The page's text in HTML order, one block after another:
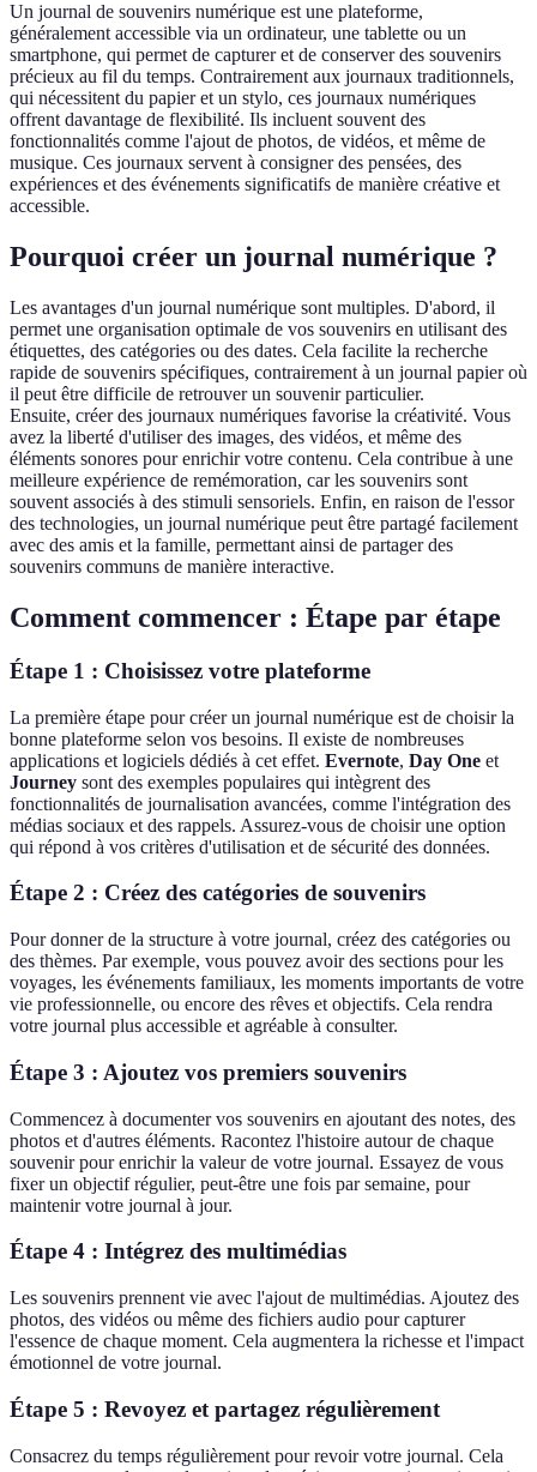
Un journal de souvenirs numérique est une plateforme,
généralement accessible via un ordinateur, une tablette ou un
smartphone, qui permet de capturer et de conserver des souvenirs
précieux au fil du temps. Contrairement aux journaux traditionnels,
qui nécessitent du papier et un stylo, ces journaux numériques
offrent davantage de flexibilité. Ils incluent souvent des
fonctionnalités comme l'ajout de photos, de vidéos, et même de
musique. Ces journaux servent à consigner des pensées, des
expériences et des événements significatifs de manière créative et
accessible.
Pourquoi créer un journal numérique ?
Les avantages d'un journal numérique sont multiples. D'abord, il
permet une organisation optimale de vos souvenirs en utilisant des
étiquettes, des catégories ou des dates. Cela facilite la recherche
rapide de souvenirs spécifiques, contrairement à un journal papier où
il peut être difficile de retrouver un souvenir particulier.
Ensuite, créer des journaux numériques favorise la créativité. Vous
avez la liberté d'utiliser des images, des vidéos, et même des
éléments sonores pour enrichir votre contenu. Cela contribue à une
meilleure expérience de remémoration, car les souvenirs sont
souvent associés à des stimuli sensoriels. Enfin, en raison de l'essor
des technologies, un journal numérique peut être partagé facilement
avec des amis et la famille, permettant ainsi de partager des
souvenirs communs de manière interactive.
Comment commencer : Étape par étape
Étape 1 : Choisissez votre plateforme
La première étape pour créer un journal numérique est de choisir la
bonne plateforme selon vos besoins. Il existe de nombreuses
applications et logiciels dédiés à cet effet. Evernote, Day One et
Journey sont des exemples populaires qui intègrent des
fonctionnalités de journalisation avancées, comme l'intégration des
médias sociaux et des rappels. Assurez-vous de choisir une option
qui répond à vos critères d'utilisation et de sécurité des données.
Étape 2 : Créez des catégories de souvenirs
Pour donner de la structure à votre journal, créez des catégories ou
des thèmes. Par exemple, vous pouvez avoir des sections pour les
voyages, les événements familiaux, les moments importants de votre
vie professionnelle, ou encore des rêves et objectifs. Cela rendra
votre journal plus accessible et agréable à consulter.
Étape 3 : Ajoutez vos premiers souvenirs
Commencez à documenter vos souvenirs en ajoutant des notes, des
photos et d'autres éléments. Racontez l'histoire autour de chaque
souvenir pour enrichir la valeur de votre journal. Essayez de vous
fixer un objectif régulier, peut-être une fois par semaine, pour
maintenir votre journal à jour.
Étape 4 : Intégrez des multimédias
Les souvenirs prennent vie avec l'ajout de multimédias. Ajoutez des
photos, des vidéos ou même des fichiers audio pour capturer
l'essence de chaque moment. Cela augmentera la richesse et l'impact
émotionnel de votre journal.
Étape 5 : Revoyez et partagez régulièrement
Consacrez du temps régulièrement pour revoir votre journal. Cela